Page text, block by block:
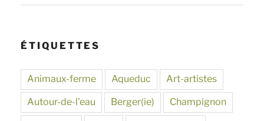
ÉTIQUETTES
Animaux-ferme Aqueduc Art-artistes
Autour-de-l'eau Berger(ie) Champignon